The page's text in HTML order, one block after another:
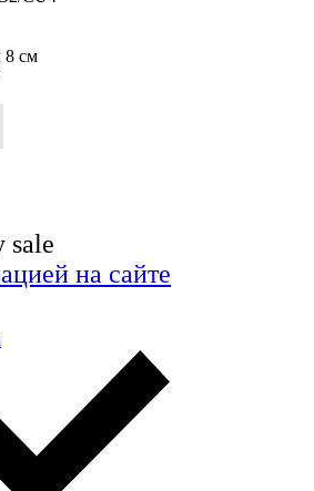
8 см
sale
на сайте